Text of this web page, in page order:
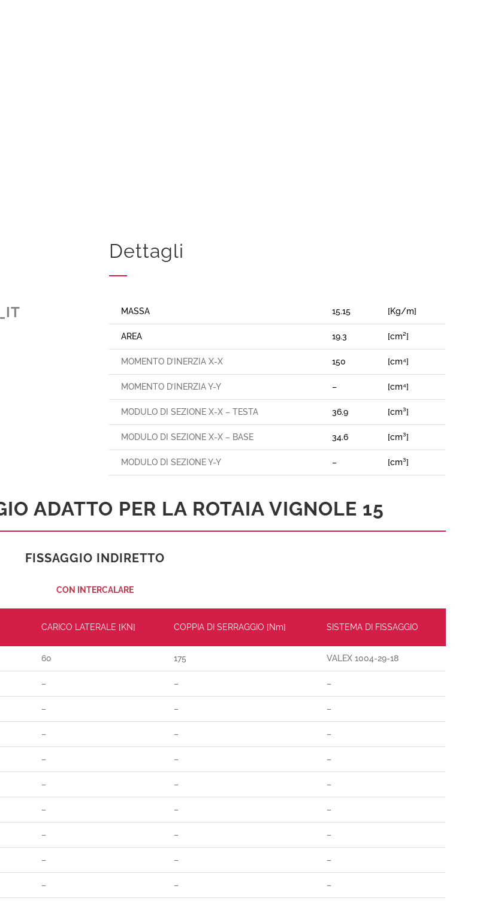
Dettagli
MASSA 15.15 [Kg/m]
AREA 19.3 [cm²]
MOMENTO D’INERZIA X-X 150 [cm⁴]
MOMENTO D’INERZIA Y-Y – [cm⁴]
MODULO DI SEZIONE X-X – TESTA 36.9 [cm³]
MODULO DI SEZIONE X-X – BASE 34.6 [cm³]
MODULO DI SEZIONE Y-Y – [cm³]
ADATTO PER LA ROTAIA VIGNOLE 15
FISSAGGIO INDIRETTO
CON INTERCALARE
CARICO LATERALE [KN] COPPIA DI SERRAGGIO [Nm] SISTEMA DI FISSAGGIO
60 175 VALEX 1004-29-18
– – –
– – –
– – –
– – –
– – –
– – –
– – –
– – –
– – –